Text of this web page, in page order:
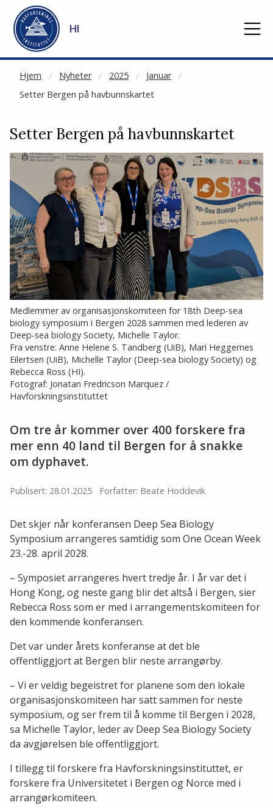
Gå til hovedinnhold
HI
Hjem Nyheter 2025
Januar
Setter Bergen på havbunnskartet
NOT CACHED
Setter Bergen på havbunnskartet
Medlemmer av organisasjonskomiteen for 18th Deep-sea
biology symposium i Bergen 2028 sammen med lederen av
Deep-sea biology Society, Michelle Taylor.
Fra venstre: Anne Helene S. Tandberg (UiB), Mari Heggernes
Eilertsen (UiB), Michelle Taylor (Deep-sea biology Society) og
Rebecca Ross (HI).
Fotograf: Jonatan Fredricson Marquez /
Havforskningsinstituttet
Om tre år kommer over 400 forskere fra
mer enn 40 land til Bergen for å snakke
om dyphavet.
Publisert: 28.01.2025 Forfatter: Beate Hoddevik
Det skjer når konferansen Deep Sea Biology
Symposium arrangeres samtidig som One Ocean Week
23.-28. april 2028.
– Symposiet arrangeres hvert tredje år. I år var det i
Hong Kong, og neste gang blir det altså i Bergen, sier
Rebecca Ross som er med i arrangementskomiteen for
den kommende konferansen.
Det var under årets konferanse at det ble
offentliggjort at Bergen blir neste arrangørby.
– Vi er veldig begeistret for planene som den lokale
organisasjonskomiteen har satt sammen for neste
symposium, og ser frem til å komme til Bergen i 2028,
sa Michelle Taylor, leder av Deep Sea Biology Society
da avgjørelsen ble offentliggjort.
I tillegg til forskere fra Havforskningsinstituttet, er
forskere fra Universitetet i Bergen og Norce med i
arrangørkomiteen.